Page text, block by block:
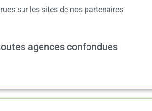
sur les sites de nos partenaires
agences confondues